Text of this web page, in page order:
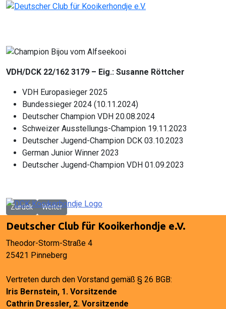
VDH/DCK 22/162 3179 – Eig.: Susanne Röttcher
VDH Europasieger 2025
Bundessieger 2024 (10.11.2024)
Deutscher Champion VDH 20.08.2024
Schweizer Ausstellungs-Champion 19.11.2023
Deutscher Jugend-Champion DCK 03.10.2023
German Junior Winner 2023
Deutscher Jugend-Champion VDH 01.09.2023
Vorheriger Beitrag: Champion Rose’s Free Spirit v.d. Toetesteijn
Zurück Nächster Beitrag: Champion Kelvin v.d. Jack Bulls Hoeve
Weiter
Deutscher Club für Kooikerhondje e.V.
Theodor-Storm-Straße 4
25421 Pinneberg
Vertreten durch den Vorstand gemäß § 26 BGB:
Iris Bernstein, 1. Vorsitzende
Cathrin Dressler, 2. Vorsitzende